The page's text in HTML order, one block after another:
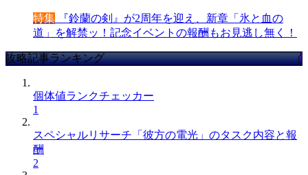
特集 『鈴蘭の剣』が2周年を迎え、新章「氷と血の
道」を解禁ッ！記念イベントの報酬もお見逃し無く！
攻略記事ランキング
個体値ランクチェッカー
1
スペシャルリサーチ「彼方の電光」のタスク内容と報
酬
2